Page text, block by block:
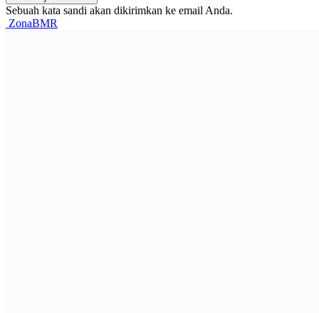
Sebuah kata sandi akan dikirimkan ke email Anda.
ZonaBMR